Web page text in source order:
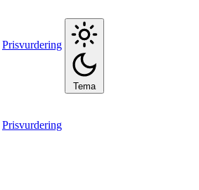
Prisvurdering
Tema
Prisvurdering